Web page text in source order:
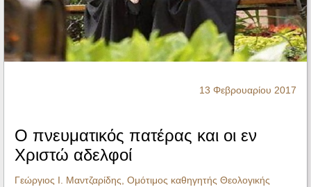
Ηχητικά
13 Φεβρουαρίου 2017
Ο πνευματικός πατέρας και οι εν
Χριστώ αδελφοί
Γεώργιος Ι. Μαντζαρίδης, Ομότιμος καθηγητής Θεολογικής